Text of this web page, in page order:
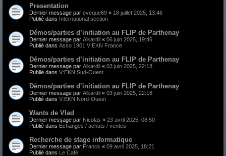
Presentation
Dernier message par eveque69 « 18 juillet 2025, 13:46
Publié dans International section
Démos/parties d’initiation au FLIP de Parthenay
Dernier message par Alkardil « 06 juin 2025, 19:46
Publié dans Asso 1901 V:EKN France
Démos/parties d’initiation au FLIP de Parthenay
Dernier message par Alkardil « 03 juin 2025, 22:18
Publié dans V:EKN Sud-Ouest
Démos/parties d’initiation au FLIP de Parthenay
Dernier message par Alkardil « 03 juin 2025, 22:18
Publié dans V:EKN Nord-Ouest
Wants de Vlad
Dernier message par Nicolas « 23 avril 2025, 08:50
Publié dans Échanges / achats / ventes
Recherche de stage informatique
Dernier message par Franck « 09 avril 2025, 18:21
Publié dans Le Café